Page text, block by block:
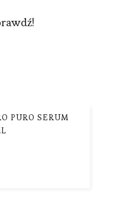
PURO SERUM